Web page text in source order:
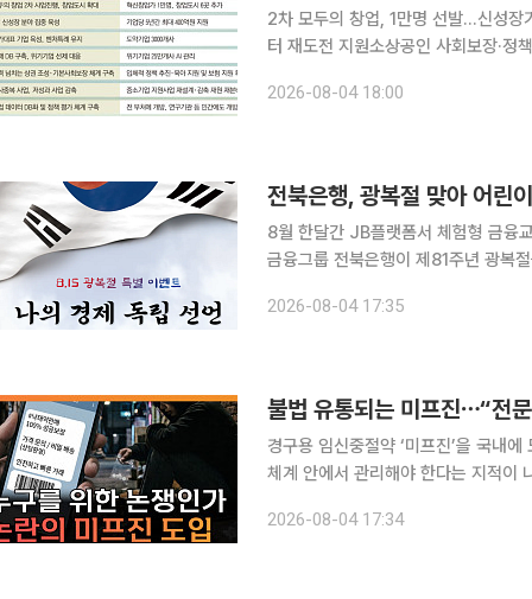
2차 모두의 창업, 1만명 선발…신성
터 재도전 지원소상공인 사회보장·정책자금 개편
연구개발(R&D), 수출 등을 묶어 지원
2026-08-04 18:00
전북은행, 광복절 맞아 어린
8월 한달간 JB플랫폼서 체험형 금융
금융그룹 전북은행이 제81주년 광복
2026-08-04 17:35
불법 유통되는 미프진⋯“전
경구용 임신중절약 ‘미프진’을 국내
체계 안에서 관리해야 한다는 지적이 나왔다. 본지 김지영 기자와 손윤희 박사는 2
2026-08-04 17:34